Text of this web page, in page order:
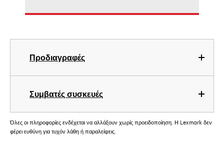
Προδιαγραφές
Συμβατές συσκευές
Όλες οι πληροφορίες ενδέχεται να αλλάξουν χωρίς προειδοποίηση. Η Lexmark δεν
φέρει ευθύνη για τυχόν λάθη ή παραλείψεις.